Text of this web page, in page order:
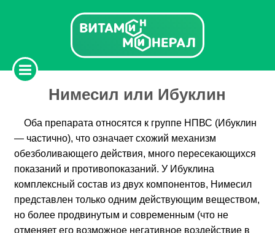
Нимесил или Ибуклин
Оба препарата относятся к группе НПВС (Ибуклин
— частично), что означает схожий механизм
обезболивающего действия, много пересекающихся
показаний и противопоказаний. У Ибуклина
комплексный состав из двух компонентов, Нимесил
представлен только одним действующим веществом,
но более продвинутым и современным (что не
отменяет его возможное негативное воздействие в